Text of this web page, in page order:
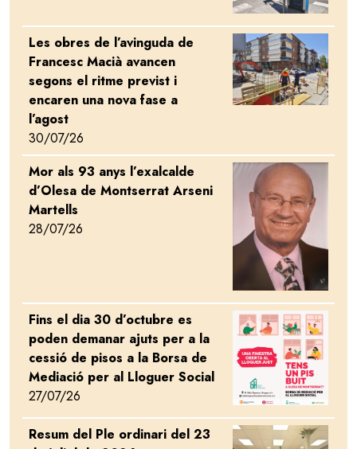
Les obres de l’avinguda de
Francesc Macià avancen
segons el ritme previst i
encaren una nova fase a
l’agost
30/07/26
Image
Mor als 93 anys l’exalcalde
d’Olesa de Montserrat Arseni
Martells
28/07/26
Image
Fins el dia 30 d’octubre es
poden demanar ajuts per a la
cessió de pisos a la Borsa de
Mediació per al Lloguer Social
27/07/26
Image
Resum del Ple ordinari del 23
Image